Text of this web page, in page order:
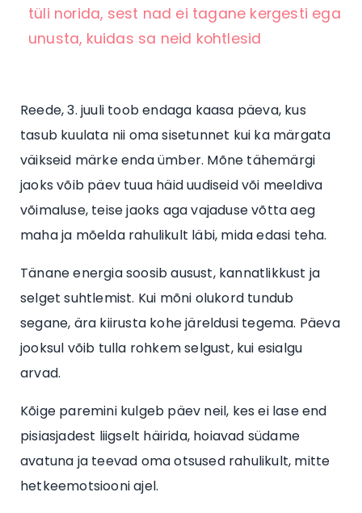
tüli norida, sest nad ei tagane kergesti ega
unusta, kuidas sa neid kohtlesid
Reede, 3. juuli toob endaga kaasa päeva, kus
tasub kuulata nii oma sisetunnet kui ka märgata
väikseid märke enda ümber. Mõne tähemärgi
jaoks võib päev tuua häid uudiseid või meeldiva
võimaluse, teise jaoks aga vajaduse võtta aeg
maha ja mõelda rahulikult läbi, mida edasi teha.
Tänane energia soosib ausust, kannatlikkust ja
selget suhtlemist. Kui mõni olukord tundub
segane, ära kiirusta kohe järeldusi tegema. Päeva
jooksul võib tulla rohkem selgust, kui esialgu
arvad.
Kõige paremini kulgeb päev neil, kes ei lase end
pisiasjadest liigselt häirida, hoiavad südame
avatuna ja teevad oma otsused rahulikult, mitte
hetkeemotsiooni ajel.